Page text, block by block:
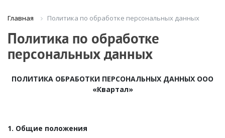
Главная Политика по обработке персональных данных
Политика по обработке
персональных данных
ПОЛИТИКА ОБРАБОТКИ ПЕРСОНАЛЬНЫХ ДАННЫХ ООО
«Квартал»
1. Общие положения